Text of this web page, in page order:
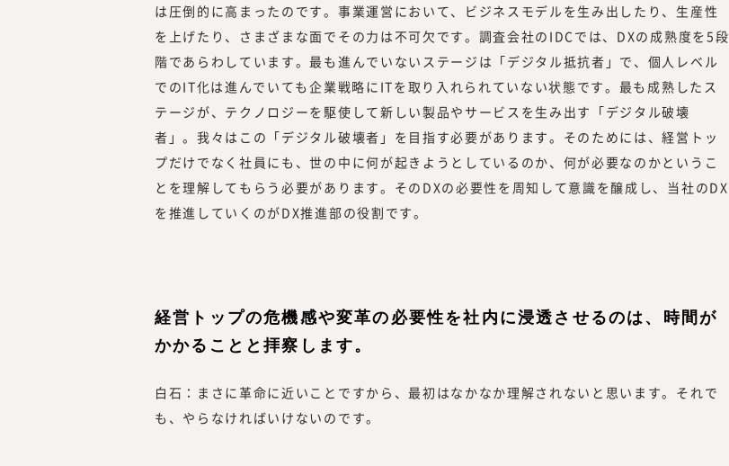
は圧倒的に高まったのです。事業運営において、ビジネスモデルを生み出したり、生産性
を上げたり、さまざまな面でその力は不可欠です。調査会社のIDCでは、DXの成熟度を5段
階であらわしています。最も進んでいないステージは「デジタル抵抗者」で、個人レベル
でのIT化は進んでいても企業戦略にITを取り入れられていない状態です。最も成熟したス
テージが、テクノロジーを駆使して新しい製品やサービスを生み出す「デジタル破壊
者」。我々はこの「デジタル破壊者」を目指す必要があります。そのためには、経営トッ
プだけでなく社員にも、世の中に何が起きようとしているのか、何が必要なのかというこ
とを理解してもらう必要があります。そのDXの必要性を周知して意識を醸成し、当社のDX
を推進していくのがDX推進部の役割です。
経営トップの危機感や変革の必要性を社内に浸透させるのは、時間が
かかることと拝察します。
白石：まさに革命に近いことですから、最初はなかなか理解されないと思います。それで
も、やらなければいけないのです。